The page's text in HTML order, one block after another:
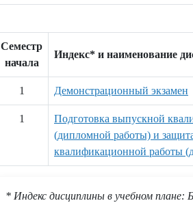
Семестр
начала
Индекс* и наименование
1 Демонстрационный экзамен
1
Подготовка выпускной
(дипломной работы) и
квалификационной работы
* Индекс дисциплины в учебном плане: